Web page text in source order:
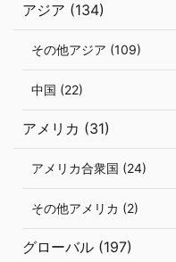
アジア (134)
その他アジア (109)
中国 (22)
アメリカ (31)
アメリカ合衆国 (24)
その他アメリカ (2)
グローバル (197)